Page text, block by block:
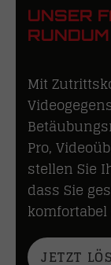
UNSER
Mit
Pro,
stellen Sie
dass Sie
JETZT